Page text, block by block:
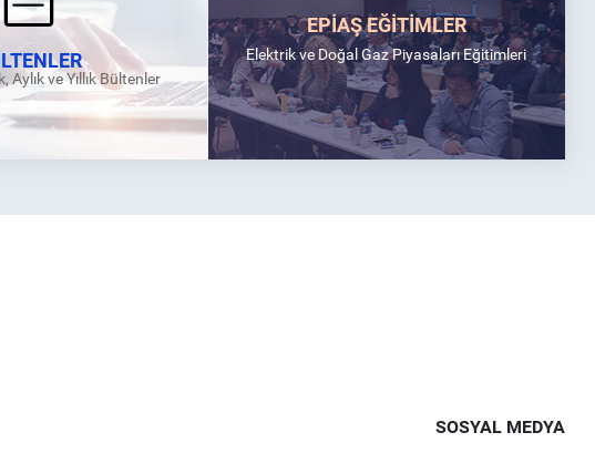
Aylık ve Yıllık Bültenler
EPİAŞ EĞİTİMLER
Elektrik ve Doğal Gaz Piyasaları Eğitimleri
SOSYAL MEDYA